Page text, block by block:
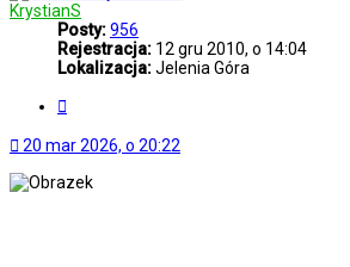
KrystianS
Posty:956
Rejestracja: 12 gru 2010, o 14:04
Lokalizacja:Jelenia Góra
20 mar 2026, o 20:22